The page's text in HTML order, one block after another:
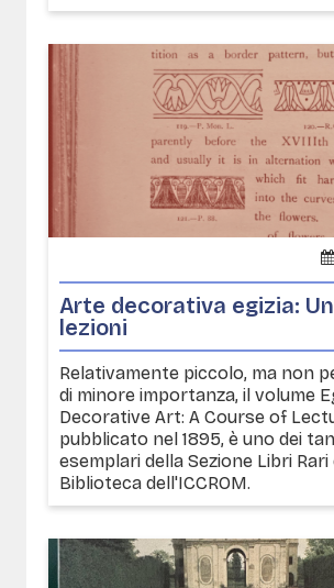
Arte decorativa egizia:
lezioni
Relativamente piccolo, ma non
di minore importanza, il volume
Decorative Art: A Course of
pubblicato nel 1895, è uno dei
esemplari della Sezione Libri Rari
Biblioteca dell'ICCROM.